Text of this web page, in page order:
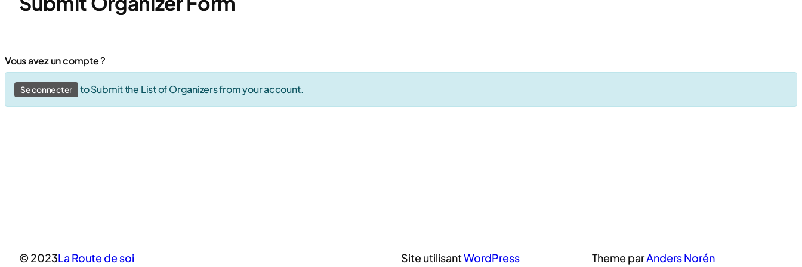
Vous avez un compte ?
Se connecter to Submit the List of Organizers from your account.
© 2023La Route de soi Site utilisantWordPress Theme parAnders Norén